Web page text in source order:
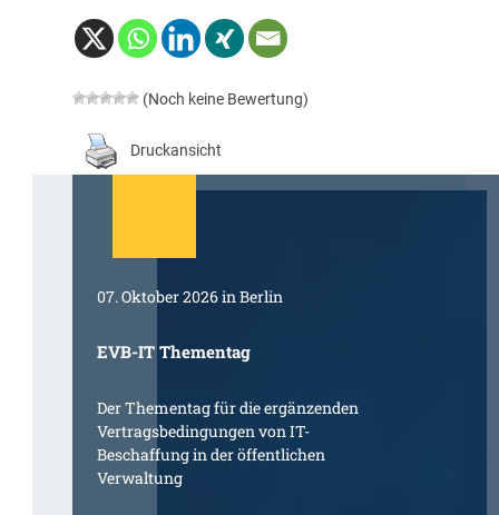
(Noch keine Bewertung)
Druckansicht
07. Oktober 2026 in Berlin
EVB-IT Thementag
Der Thementag für die ergänzenden
Vertragsbedingungen von IT-
Beschaffung in der öffentlichen
Verwaltung